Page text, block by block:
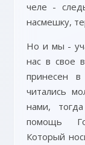
челе -
насмешку,
Но и мы -
нас в свое
принесен
читались
нами,
помощь
Который